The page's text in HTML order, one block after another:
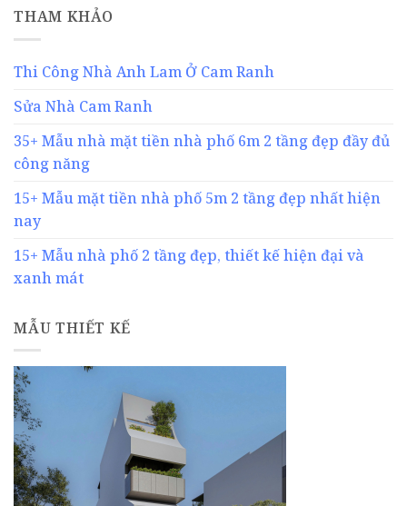
THAM KHẢO
Thi Công Nhà Anh Lam Ở Cam Ranh
Sửa Nhà Cam Ranh
35+ Mẫu nhà mặt tiền nhà phố 6m 2 tầng đẹp đầy đủ
công năng
15+ Mẫu mặt tiền nhà phố 5m 2 tầng đẹp nhất hiện
nay
15+ Mẫu nhà phố 2 tầng đẹp, thiết kế hiện đại và
xanh mát
MẪU THIẾT KẾ